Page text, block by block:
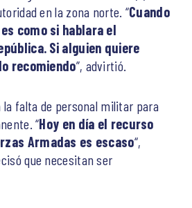
en la zona norte. “Cuando
como si hablara el
Si alguien quiere
recomiendo”, advirtió.
falta de personal militar para
“Hoy en día el recurso
Armadas es escaso“,
que necesitan ser